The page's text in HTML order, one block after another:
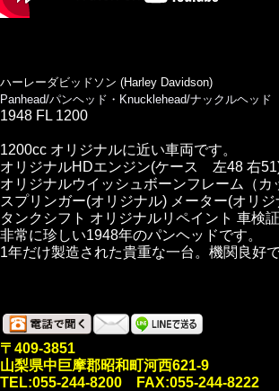
ハーレーダビッドソン (Harley Davidson)
Panhead/パンヘッド・Knucklehead/ナックルヘッド
1948 FL 1200
1200cc オリジナルに近い車両です。
オリジナルHDエンジン(ケース 左48 右
オリジナルウイッシュボーンフレーム（カ
スプリンガー(オリジナル) メーター(オリ
タンクシフト オリジナルリペイント 車検
非常に珍しい1948年のパンヘッドです。
1年だけ製造された貴重な一台。機関良好で
〒409-3851
山梨県中巨摩郡昭和町河西621-9
TEL:055-244-8200 FAX:055-244-8222